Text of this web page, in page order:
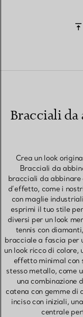
Bracciali
Crea un look
Bracciali da
bracciali da abbinare
d’effetto, come i
con maglie
esprimi il tuo stile
diversi per un look
tennis con
bracciale a fascia per
un look ricco di colore,
effetto minimal con
stesso metallo, come
una
catena con gemme di
inciso con iniziali,
centrale